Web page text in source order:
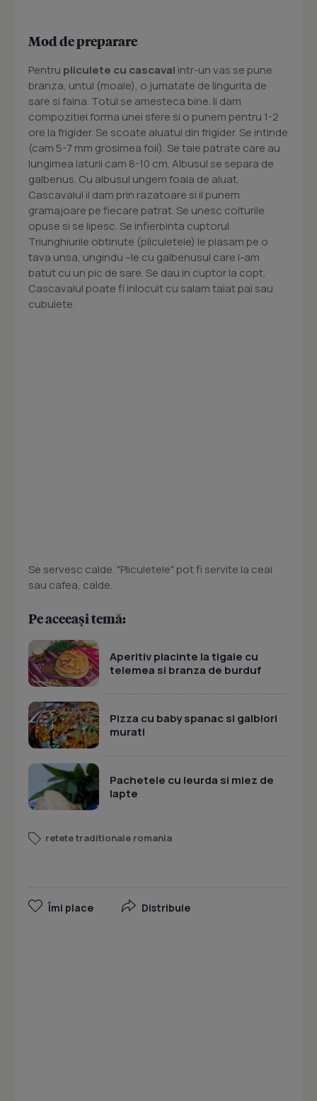
Mod de preparare
Pentru pliculete cu cascaval intr-un vas se pune
branza, untul (moale), o jumatate de lingurita de
sare si faina. Totul se amesteca bine. Ii dam
compozitiei forma unei sfere si o punem pentru 1-2
ore la frigider. Se scoate aluatul din frigider. Se intinde
(cam 5-7 mm grosimea foii). Se taie patrate care au
lungimea laturii cam 8-10 cm. Albusul se separa de
galbenus. Cu albusul ungem foaia de aluat.
Cascavalul il dam prin razatoare si il punem
gramajoare pe fiecare patrat. Se unesc colturile
opuse si se lipesc. Se infierbinta cuptorul.
Triunghiurile obtinute (pliculetele) le plasam pe o
tava unsa, ungindu –le cu galbenusul care l-am
batut cu un pic de sare. Se dau in cuptor la copt.
Cascavalul poate fi inlocuit cu salam taiat pai sau
cubulete.
Se servesc calde. "Pliculetele" pot fi servite la ceai
sau cafea, calde.
Pe aceeași temă:
Aperitiv placinte la tigaie cu
telemea si branza de burduf
Pizza cu baby spanac si galbiori
murati
Pachetele cu leurda si miez de
lapte
retete traditionale romania
Îmi place Distribuie